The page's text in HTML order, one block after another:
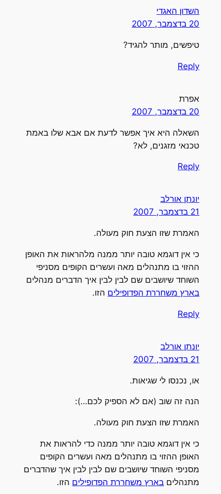
השדון האגדי
20 בדצמבר, 2007
טיפשים, מותר להגיד?
Reply
אפרת
20 בדצמבר, 2007
השאלה היא איך אפשר לדעת אם אבא שלו באמת
טכנאי מזגנים, לא?
Reply
יונתן אורלב
21 בדצמבר, 2007
האמרת שזו הצעת חוק מעולה.
כי אין דוגמא טובה יותר ממנה מלהראות את האופן
ההזוי בו מתנהלים מאה ועשרים הקופים מסניפי
השוחד שיושבים שם לבין לבין איך הדברים מנהלים
בארץ משחררת הפדופילים הזו.
Reply
יונתן אורלב
21 בדצמבר, 2007
או, נכנסו לי שגיאות.
הנה זה שוב (אם לא הספיק לכם…):
האמרת שזו הצעת חוק מעולה.
כי אין דוגמא טובה יותר ממנה כדי להראות את
האופן ההזוי בו מתנהלים מאה ועשרים הקופים
מסניפי השוחד שיושבים שם לבין לבין איך שהדברים
מתנהלים בארץ משחררת הפדופילים הזו.